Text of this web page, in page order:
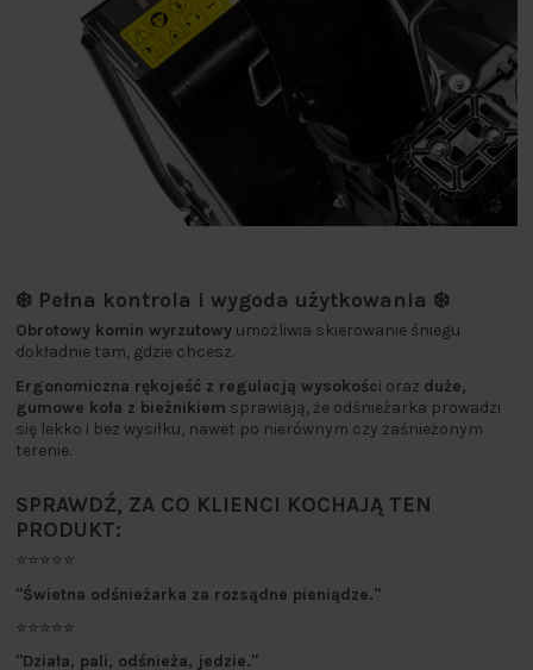
❄️ Pełna kontrola i wygoda użytkowania ❄️
Obrotowy komin wyrzutowy umożliwia skierowanie śniegu
dokładnie tam, gdzie chcesz.
Ergonomiczna rękojeść z regulacją wysokości oraz duże,
gumowe koła z bieżnikiem sprawiają, że odśnieżarka prowadzi
się lekko i bez wysiłku, nawet po nierównym czy zaśnieżonym
terenie.
SPRAWDŹ, ZA CO KLIENCI KOCHAJĄ TEN
PRODUKT:
⭐⭐⭐⭐⭐
"Świetna odśnieżarka za rozsądne pieniądze."
⭐⭐⭐⭐⭐
"Działa, pali, odśnieża, jedzie."